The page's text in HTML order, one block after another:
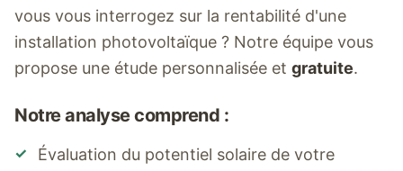
vous vous interrogez sur la rentabilité d'une
installation photovoltaïque ? Notre équipe vous
propose une étude personnalisée et gratuite.
Notre analyse comprend :
✓
Évaluation du potentiel solaire de votre